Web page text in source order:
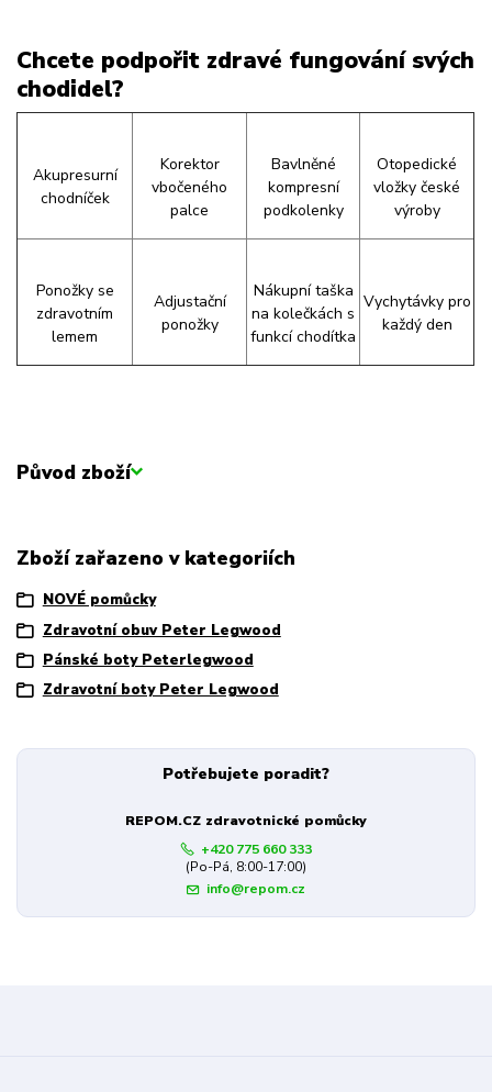
Chcete podpořit zdravé fungování svých
chodidel?
Akupresurní
chodníček
Korektor
vbočeného
palce
Bavlněné
kompresní
podkolenky
Otopedické
vložky české
výroby
Ponožky se
zdravotním
lemem
Adjustační
ponožky
Nákupní taška
na kolečkách s
funkcí chodítka
Vychytávky pro
každý den
Původ zboží
Zboží zařazeno v kategoriích
NOVÉ pomůcky
Zdravotní obuv Peter Legwood
Pánské boty Peterlegwood
Zdravotní boty Peter Legwood
Potřebujete poradit?
REPOM.CZ zdravotnické pomůcky
+420 775 660 333
(Po-Pá, 8:00-17:00)
info@repom.cz